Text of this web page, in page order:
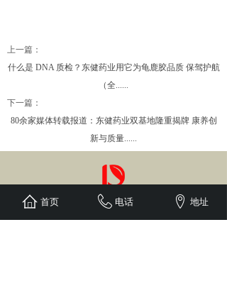
上一篇：
什么是 DNA 质检？东健药业用它为龟鹿胶品质 保驾护航
（全......
下一篇：
80余家媒体转载报道：东健药业双基地隆重揭牌 康养创
新与质量......
首页 电话 地址